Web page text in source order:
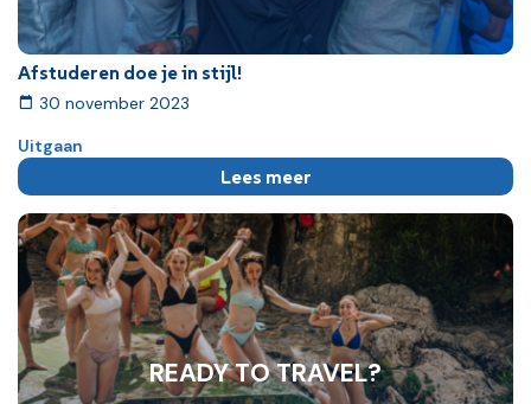
Afstuderen doe je in stijl!
30 november 2023
Uitgaan
Lees meer
READY TO TRAVEL?